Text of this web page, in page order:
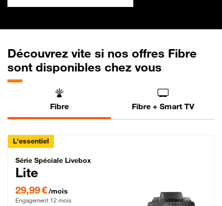
Découvrez vite si nos offres Fibre
sont disponibles chez vous
Fibre Fibre + Smart TV
L'essentiel
Série Spéciale Livebox Lite Fibre
Série Spéciale Livebox
Lite
29,99 €/mois
Engagement 12 mois